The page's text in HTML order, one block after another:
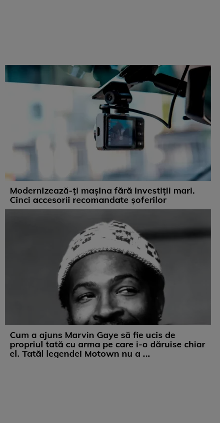
Modernizează-ți mașina fără investiții mari.
Cinci accesorii recomandate șoferilor
Cum a ajuns Marvin Gaye să fie ucis de
propriul tată cu arma pe care i-o dăruise chiar
el. Tatăl legendei Motown nu a ...